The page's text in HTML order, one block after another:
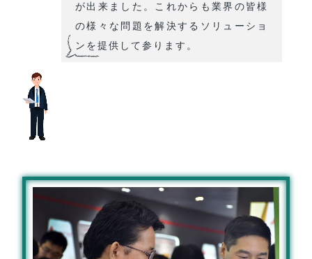
が出来ました。これからも業界の皆様
の様々な問題を解決するソリューショ
ンを提供して参ります。